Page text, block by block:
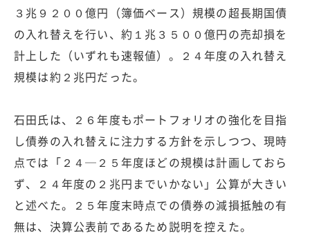
３兆９２００億円（簿価ベース）規模の超長期国債
の入れ替えを行い、約１兆３５００億円の売却損を
計上した（いずれも速報値）。２４年度の入れ替え
規模は約２兆円だった。
石田氏は、２６年度もポートフォリオの強化を目指
し債券の入れ替えに注力する方針を示しつつ、現時
点では「２４─２５年度ほどの規模は計画しておら
ず、２４年度の２兆円までいかない」公算が大きい
と述べた。２５年度末時点での債券の減損抵触の有
無は、決算公表前であるため説明を控えた。